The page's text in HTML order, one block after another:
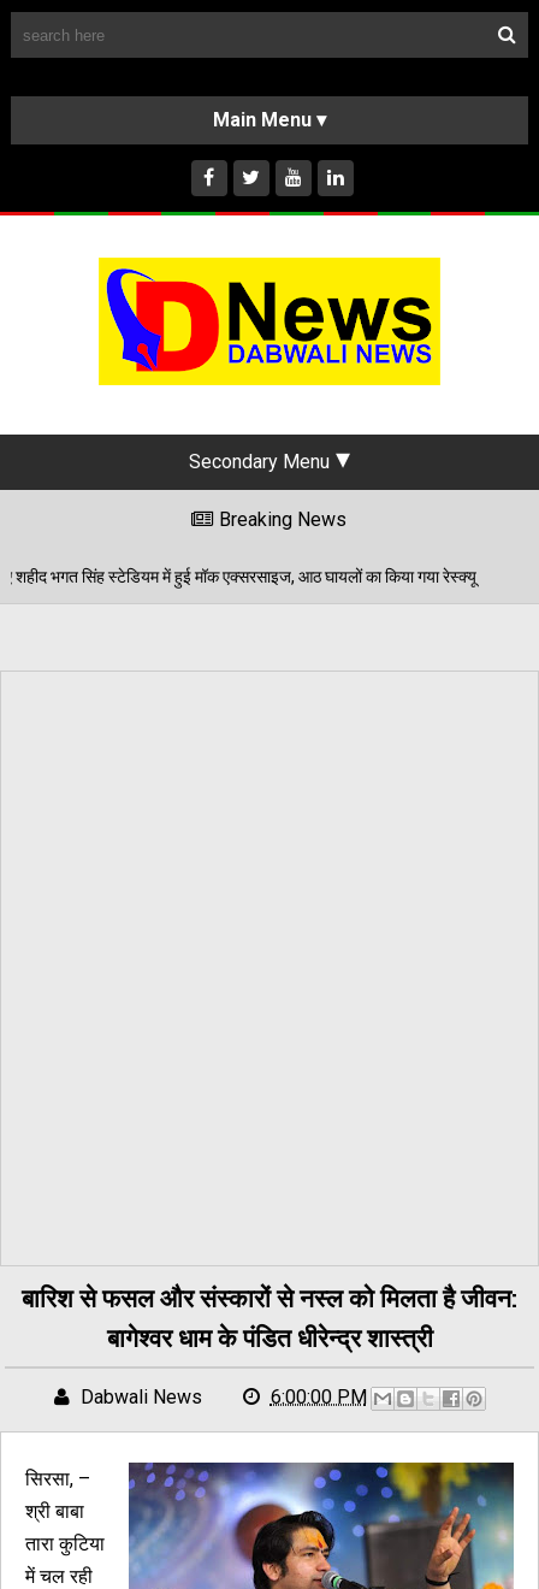
HOME
ABOUT US
INSTAGRAM
Secondary Menu
Breaking News
आठ घायलों का किया गया रेस्क्यू 06/08/2026 पेड़ जन्म से
बारिश से फसल और संस्कारों से नस्ल को मिलता है जीवन:
बागेश्वर धाम के पंडित धीरेन्द्र शास्त्री
Dabwali News 6:00:00 PM
सिरसा, –
श्री बाबा
तारा कुटिया
में चल रही